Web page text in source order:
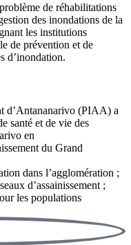
de réhabilitations
des inondations de la
les institutions
de prévention et de
d’inondation.
d’Antananarivo (PIAA) a
santé et de vie des
en
du Grand
dans l’agglomération ;
d’assainissement ;
les populations